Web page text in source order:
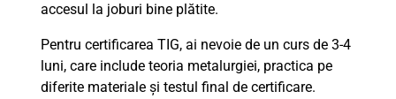
accesul la joburi bine plătite.
Pentru certificarea TIG, ai nevoie de un curs de 3-4
luni, care include teoria metalurgiei, practica pe
diferite materiale și testul final de certificare.